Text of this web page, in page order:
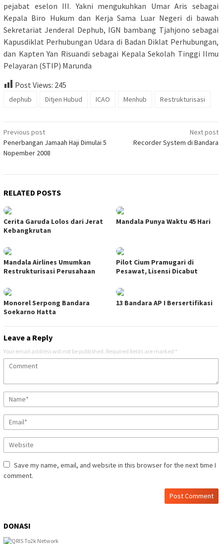
pejabat eselon III. Yakni mengukuhkan Umar Aris sebagai
Kepala Biro Hukum dan Kerja Sama Luar Negeri di bawah
Sekretariat Jenderal Dephub, IGN bambang Tjahjono sebagai
Kapusdiklat Perhubungan Udara di Badan Diklat Perhubungan,
dan Kapten Yan Risuandi sebagai Kepala Sekolah Tinggi Ilmu
Pelayaran (STIP) Marunda
Post Views: 245
dephub Ditjen Hubud ICAO Menhub Restrukturisasi
Post
navigation
Previous post
Penerbangan Jamaah Haji Dimulai 5
Nopember 2008
Next post
Recorder System di Bandara
RELATED POSTS
Cerita Garuda Lolos dari Jerat
Kebangkrutan
Mandala Punya Waktu 45 Hari
Mandala Airlines Umumkan
Restrukturisasi Perusahaan
Pilot Cium Pramugari di
Pesawat, Lisensi Dicabut
Monorel Serpong Bandara
Soekarno Hatta
13 Bandara AP I Bersertifikasi
Leave a Reply
Your email address will not be published. Required fields are marked *
Save my name, email, and website in this browser for the next time I
comment.
DONASI